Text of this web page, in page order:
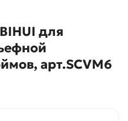
для
арт.SCVM6